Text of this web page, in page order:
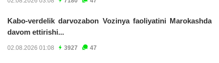
Kabo-verdelik darvozabon Vozinya faoliyatini Marokashda
davom ettirishi...
02.08.2026 01:08 3927 47